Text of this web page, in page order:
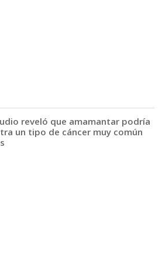
reveló que amamantar podría
un tipo de cáncer muy común